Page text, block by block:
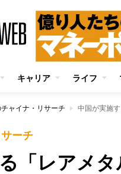
キャリア ライフ
ャイナ・リサーチ
ーチ
「レアメ